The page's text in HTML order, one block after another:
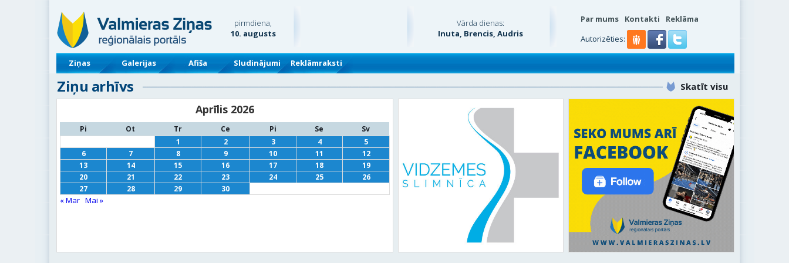
pirmdiena,
10. augusts
Vārda dienas:
Inuta, Brencis, Audris
Par mums Kontakti
Reklāma
Autorizēties:
Ziņas Galerijas Afiša Sludinājumi Reklāmraksti
Ziņu arhīvs Skatīt visu
Aprīlis 2026
Pi Ot Tr Ce Pi Se
Sv
1
2 3 4
5
6
7 8 9 10 11
12
13
14 15 16 17 18
19
20
21 22 23 24 25
26
27
28 29 30
« Mar Mai »